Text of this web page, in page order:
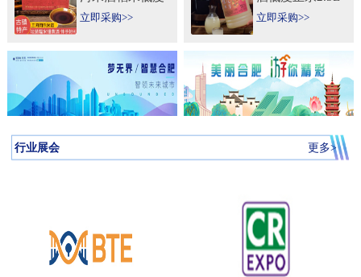
甜黄酒坛装
送礼自饮
立即采购>>
桶纯手工安徽糯
立即采购>>
行业展会 更多>